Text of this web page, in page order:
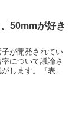
ん。やっぱり
50mmが好き
が開発されてい
について議論さ
します。『表記